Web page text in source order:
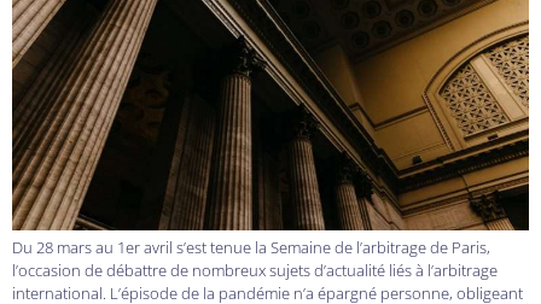
Du 28 mars au 1er avril s’est tenue la Semaine de l’arbitrage de Paris,
l’occasion de débattre de nombreux sujets d’actualité liés à l’arbitrage
international. L’épisode de la pandémie n’a épargné personne, obligeant